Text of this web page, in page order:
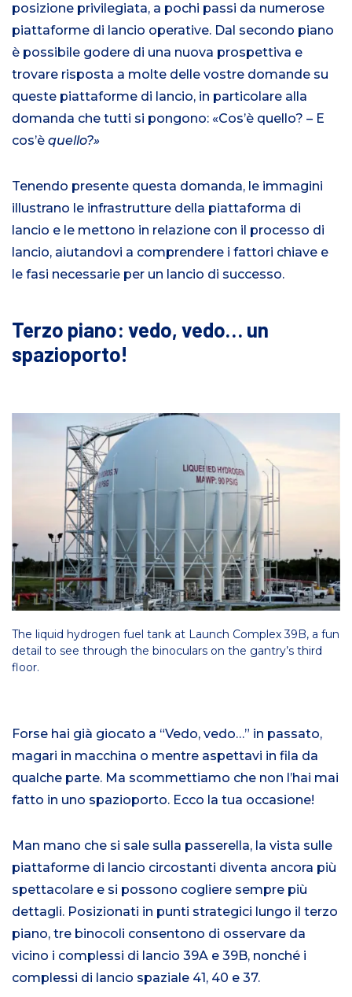
posizione privilegiata, a pochi passi da numerose
piattaforme di lancio operative. Dal secondo piano
è possibile godere di una nuova prospettiva e
trovare risposta a molte delle vostre domande su
queste piattaforme di lancio, in particolare alla
domanda che tutti si pongono: «Cos’è quello? – E
cos’è quello?»
Tenendo presente questa domanda, le immagini
illustrano le infrastrutture della piattaforma di
lancio e le mettono in relazione con il processo di
lancio, aiutandovi a comprendere i fattori chiave e
le fasi necessarie per un lancio di successo.
Terzo piano: vedo, vedo… un
spazioporto!
The liquid hydrogen fuel tank at Launch Complex 39B, a fun
detail to see through the binoculars on the gantry’s third
floor.
Forse hai già giocato a “Vedo, vedo…” in passato,
magari in macchina o mentre aspettavi in fila da
qualche parte. Ma scommettiamo che non l’hai mai
fatto in uno spazioporto. Ecco la tua occasione!
Man mano che si sale sulla passerella, la vista sulle
piattaforme di lancio circostanti diventa ancora più
spettacolare e si possono cogliere sempre più
dettagli. Posizionati in punti strategici lungo il terzo
piano, tre binocoli consentono di osservare da
vicino i complessi di lancio 39A e 39B, nonché i
complessi di lancio spaziale 41, 40 e 37.